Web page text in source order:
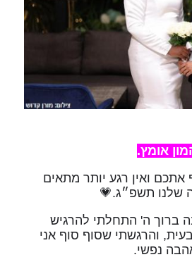
אומץ.
ואין רגע יותר מתאים
שלנו תשפ״ג.💗
ברוך ה' התחלתי להרגיש
והרגשתי שסוף סוף אני
נפשי.